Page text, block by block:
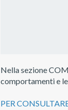
Nella sezione
comportamenti e
PER